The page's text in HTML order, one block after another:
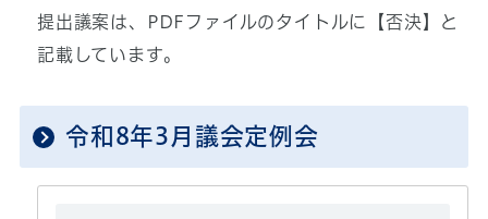
提出議案は、PDFファイルのタイトルに【否決】と
記載しています。
令和8年3月議会定例会